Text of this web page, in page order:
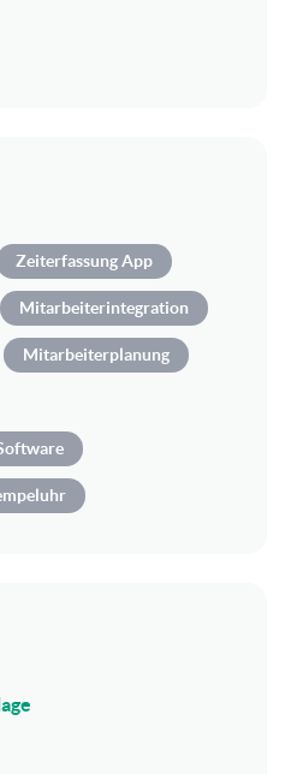
Zeiterfassung App
Mitarbeiterintegration
Mitarbeiterplanung